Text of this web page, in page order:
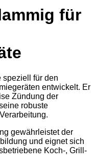
für
speziell für den
entwickelt. Er
Zündung der
robuste
gewährleistet der
und eignet sich
Koch-, Grill-